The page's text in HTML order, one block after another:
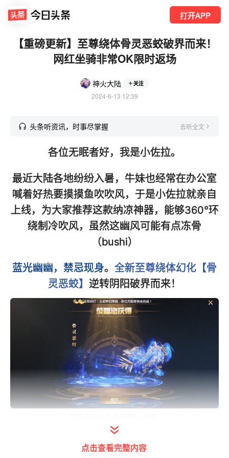
打开APP
【重磅更新】至尊绕体骨灵恶蛟破界而来！
网红坐骑非常OK限时返场
神火大陆 关注
2024-6-13 12:39
头条听资讯，时事尽掌握 去听全文
各位无眠者好，我是小佐拉。
最近大陆各地纷纷入暑，牛妹也经常在办公室
喊着好热要摸摸鱼吹吹风，于是小佐拉就亲自
上线，为大家推荐这款纳凉神器，能够360°环
绕制冷吹风，虽然这幽风可能有点冻骨
（bushi）
蓝光幽幽，禁忌现身。 全新至尊绕体幻化【骨
灵恶蛟】 逆转阴阳破界而来！
>>骨灵恶蛟设计灵感
点击查看完整内容